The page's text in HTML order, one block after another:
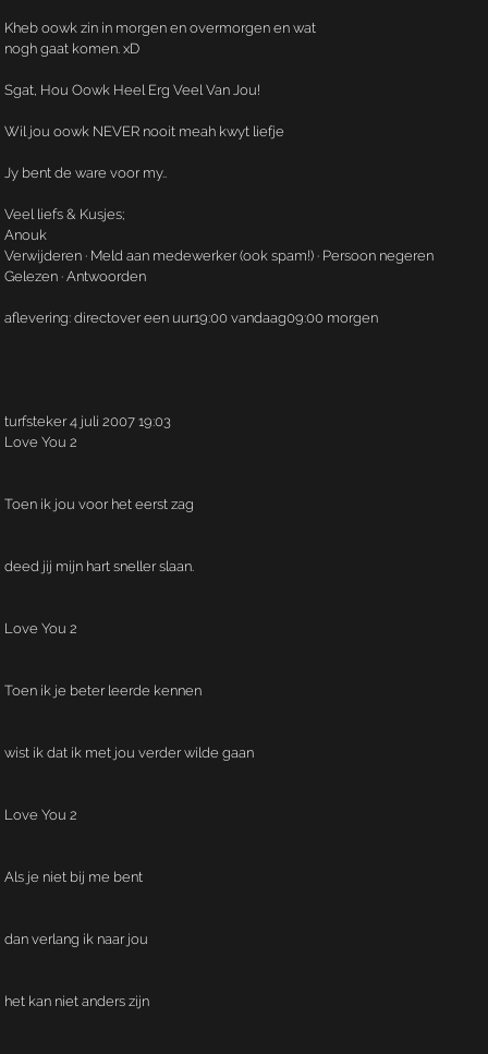
Kheb oowk zin in morgen en overmorgen en wat
nogh gaat komen. xD
Sgat, Hou Oowk Heel Erg Veel Van Jou!
Wil jou oowk NEVER nooit meah kwyt liefje
Jy bent de ware voor my..
Veel liefs & Kusjes;
Anouk
Verwijderen · Meld aan medewerker (ook spam!) · Persoon negeren
Gelezen · Antwoorden
aflevering: directover een uur19:00 vandaag09:00 morgen
turfsteker 4 juli 2007 19:03
Love You 2
Toen ik jou voor het eerst zag
deed jij mijn hart sneller slaan.
Love You 2
Toen ik je beter leerde kennen
wist ik dat ik met jou verder wilde gaan
Love You 2
Als je niet bij me bent
dan verlang ik naar jou
het kan niet anders zijn